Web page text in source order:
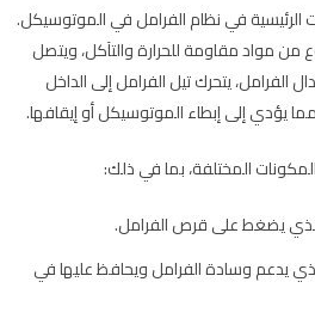
الرئيسية في نظام الفرامل في الموتوسيكل.
مواد مقاومة للحرارة والتآكل، ويتصل
الفرامل، يتحرك تيل الفرامل إلى الداخل
يؤدي إلى إبطاء الموتوسيكل أو إيقافها.
المختلفة، بما في ذلك:
يضغط على قرص الفرامل.
يدعم وسادة الفرامل ويحافظ عليها في